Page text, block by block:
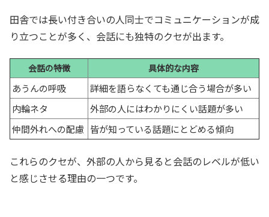
田舎では長い付き合いの人同士でコミュニケーションが成
り立つことが多く、会話にも独特のクセが出ます。
会話の特徴 具体的な内容
あうんの呼吸
詳細を語らなくても通じ合う場合が多い
内輪ネタ
外部の人にはわかりにくい話題が多い
仲間外れへの配慮 皆が知っている話題にとどめる傾向
これらのクセが、外部の人から見ると会話のレベルが低い
と感じさせる理由の一つです。